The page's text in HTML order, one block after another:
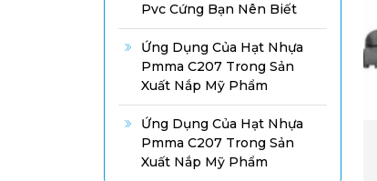
Pvc Cứng Bạn Nên Biết
Ứng Dụng Của Hạt Nhựa
Pmma C207 Trong Sản
Xuất Nắp Mỹ Phẩm
Ứng Dụng Của Hạt Nhựa
Pmma C207 Trong Sản
Xuất Nắp Mỹ Phẩm